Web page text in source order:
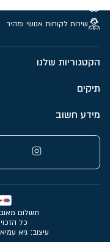
שירות לקוחות אנושי ומהיר
הקטגוריות שלנו
תיקים
מידע חשוב
עיצוב: גיא
תשלום
כל הזכויות